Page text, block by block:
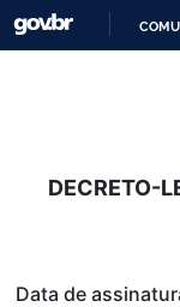
DECRETO-
Data de